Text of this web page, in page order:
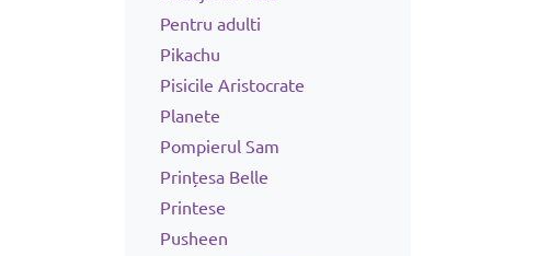
Pentru adulti
Pikachu
Pisicile Aristocrate
Planete
Pompierul Sam
Prințesa Belle
Printese
Pusheen